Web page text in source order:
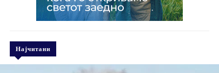
Најчитани